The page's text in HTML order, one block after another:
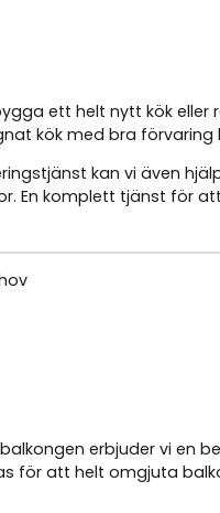
ett helt nytt kök eller
kök med bra
kan vi även
En komplett tjänst för
erbjuder vi en
för att helt omgjuta